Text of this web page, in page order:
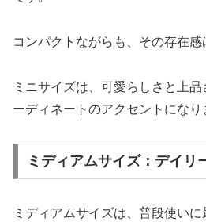
コンパクトながらも、その存在感
ミニサイズは、可愛らしさと上
ーディネートのアクセントになり
ミディアムサイズ：デイリ
ミディアムサイズは、普段使い